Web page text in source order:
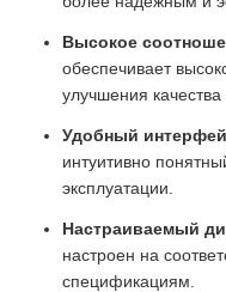
Высокое
обеспечивает
улучшения
Удобный
интуитивно
эксплуатации.
Настраиваемый
настроен на
спецификациям.